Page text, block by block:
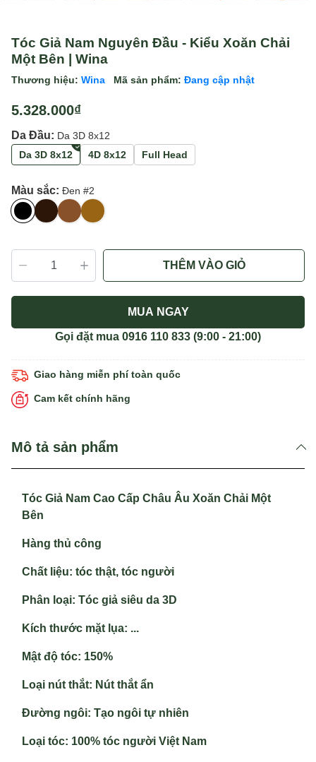
Tóc Giả Nam Nguyên Đầu - Kiểu Xoăn Chải
Một Bên | Wina
Thương hiệu: Wina Mã sản phẩm: Đang cập nhật
5.328.000₫
Da Đầu: Da 3D 8x12
Da 3D 8x12
4D 8x12 Full Head
Màu sắc: Đen #2
THÊM VÀO GIỎ
MUA NGAY
Gọi đặt mua 0916 110 833 (9:00 - 21:00)
Giao hàng miễn phí toàn quốc
Cam kết chính hãng
Mô tả sản phẩm
Tóc Giả Nam Cao Cấp Châu Âu Xoăn Chải Một
Bên
Hàng thủ công
Chất liệu: tóc thật, tóc người
Phân loại: Tóc giả siêu da 3D
Kích thước mặt lụa: ...
Mật độ tóc: 150%
Loại nút thắt: Nút thắt ẩn
Đường ngôi: Tạo ngôi tự nhiên
Loại tóc: 100% tóc người Việt Nam